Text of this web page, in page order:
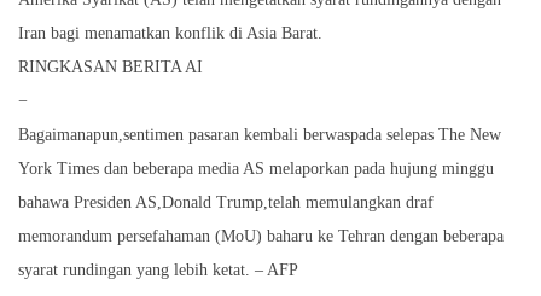
Iran bagi menamatkan konflik di Asia Barat.
RINGKASAN BERITA AI
−
Bagaimanapun,sentimen pasaran kembali berwaspada selepas The New
York Times dan beberapa media AS melaporkan pada hujung minggu
bahawa Presiden AS,Donald Trump,telah memulangkan draf
memorandum persefahaman (MoU) baharu ke Tehran dengan beberapa
syarat rundingan yang lebih ketat. – AFP